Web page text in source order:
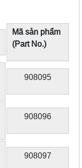
Mã sản phẩm
(Part No.)
908095
908096
908097